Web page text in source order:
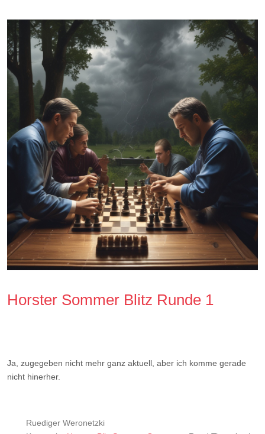
Horster Sommer Blitz Runde 1
Ja, zugegeben nicht mehr ganz aktuell, aber ich komme gerade
nicht hinerher.
Ruediger Weronetzki